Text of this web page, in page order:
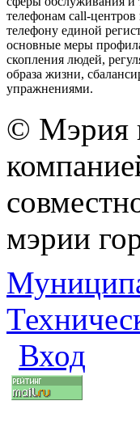
телефонам call-
телефону единой
основные меры
скопления людей,
образа жизни,
упражнениями.
© Мэрия
мэрии
Вход